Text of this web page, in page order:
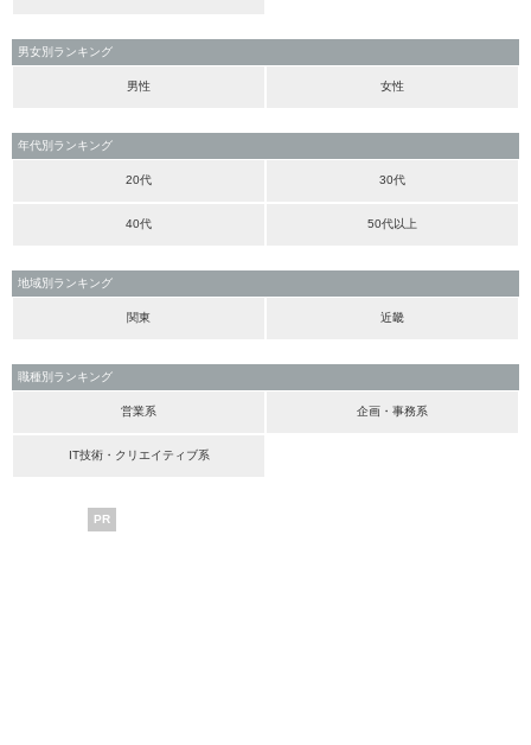
男女別ランキング
男性 女性
年代別ランキング
20代 30代
40代 50代以上
地域別ランキング
関東 近畿
職種別ランキング
営業系 企画・事務系
IT技術・クリエイティブ系
PR